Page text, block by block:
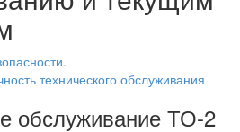
технического обслуживания
обслуживание ТО-2